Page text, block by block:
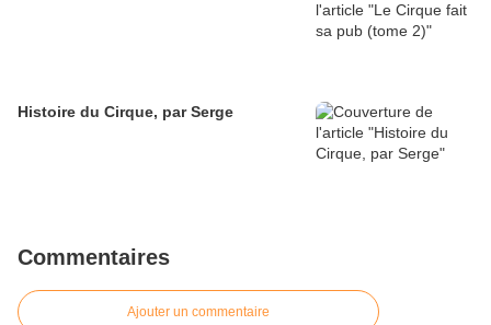
Histoire du Cirque, par Serge
Commentaires
Ajouter un commentaire